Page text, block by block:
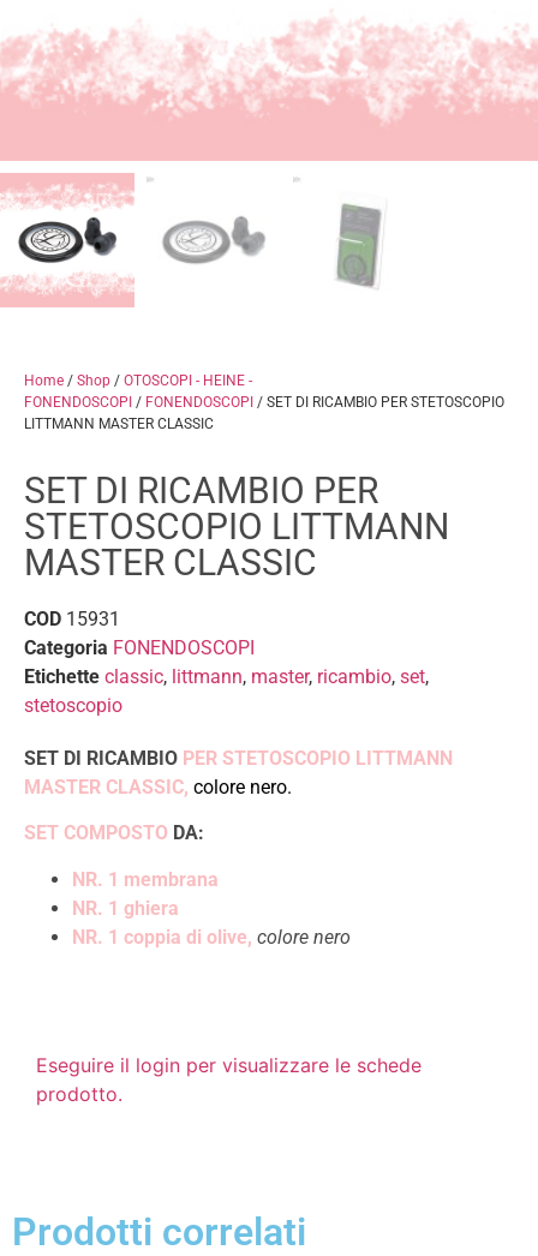
Home / Shop / OTOSCOPI - HEINE -
FONENDOSCOPI / FONENDOSCOPI / SET DI RICAMBIO PER STETOSCOPIO
LITTMANN MASTER CLASSIC
SET DI RICAMBIO PER
STETOSCOPIO LITTMANN
MASTER CLASSIC
COD 15931
Categoria FONENDOSCOPI
Etichette classic, littmann, master, ricambio, set,
stetoscopio
SET DI RICAMBIO PER STETOSCOPIO LITTMANN
MASTER CLASSIC, colore nero.
SET COMPOSTO DA:
NR. 1 membrana
NR. 1 ghiera
NR. 1 coppia di olive, colore nero
Eseguire il login per visualizzare le schede
prodotto.
Prodotti correlati